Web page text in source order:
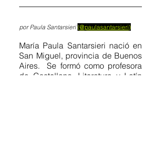
por Paula Santarsieri (@paulasantarsieri)
María Paula Santarsieri nació en
San Miguel, provincia de Buenos
Aires.  Se formó como profesora
de Castellano, Literatura y Latín